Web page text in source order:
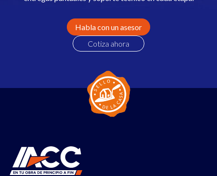
Habla con un asesor
Cotiza ahora